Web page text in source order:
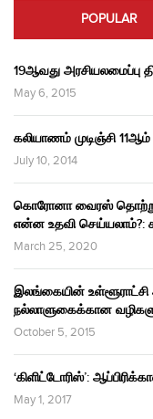
POPULAR
19ஆவது அரசியலமைப்பு
May 6, 2015
கலியாணம் முடிஞ்சி
July 10, 2014
கொரோனா வைரஸ்
என்ன உதவி செய்யலாம்?:
March 25, 2020
இலங்கையின் உள்ளூராட்சி
நல்லாளுகைக்கான
October 5, 2015
‘கிளிட்டோரிஸ்’:
May 1, 2017